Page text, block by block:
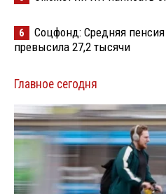
6
Соцфонд: Средняя
превысила 27,2 тысячи
Главное сегодня